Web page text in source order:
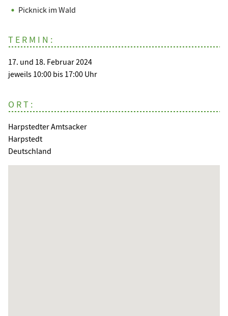
Picknick im Wald
TERMIN:
17. und 18. Februar 2024
jeweils 10:00 bis 17:00 Uhr
ORT:
Harpstedter Amtsacker
Harpstedt
Deutschland